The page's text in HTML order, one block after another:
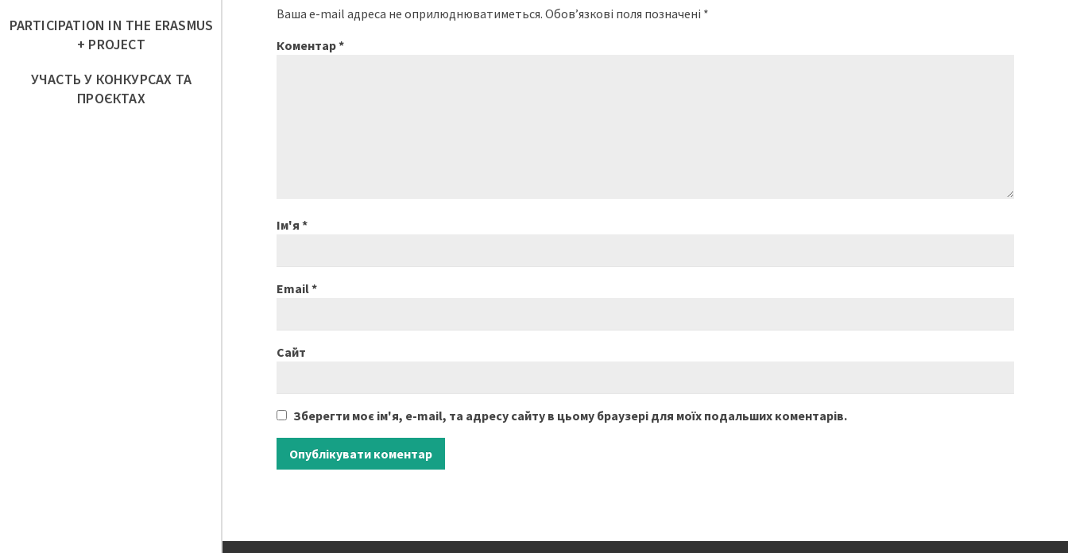
PARTICIPATION IN THE ERASMUS
+ PROJECT
УЧАСТЬ У КОНКУРСАХ ТА
ПРОЄКТАХ
Ваша e-mail адреса не оприлюднюватиметься. Обов’язкові поля позначені *
Коментар*
Ім'я*
Email*
Сайт
Зберегти моє ім'я, e-mail, та адресу сайту в цьому браузері для моїх подальших коментарів.